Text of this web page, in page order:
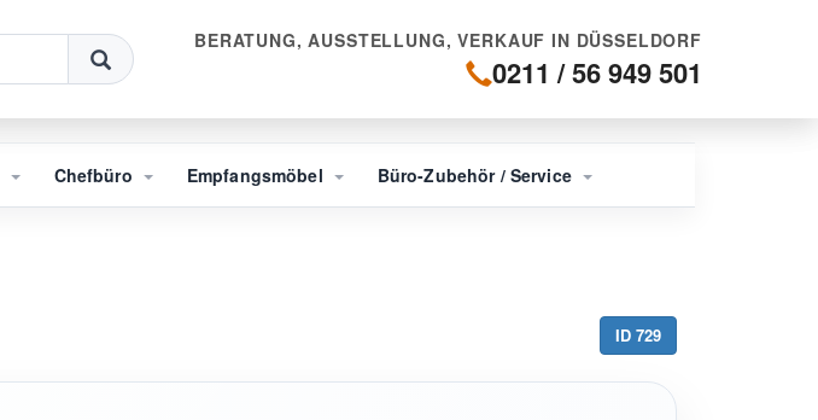
BERATUNG, AUSSTELLUNG, VERKAUF IN DÜSSELDORF
0211 / 56 949 501
Chefbüro Empfangsmöbel Büro-Zubehör / Service
ID 729